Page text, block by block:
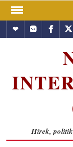
Skip
contentHundubVkontakte
Hírek,